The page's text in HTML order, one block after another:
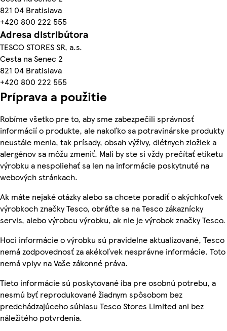
821 04 Bratislava
+420 800 222 555
Adresa distribútora
TESCO STORES SR, a.s.
Cesta na Senec 2
821 04 Bratislava
+420 800 222 555
Príprava a použitie
Robíme všetko pre to, aby sme zabezpečili správnosť
informácií o produkte, ale nakoľko sa potravinárske produkty
neustále menia, tak prísady, obsah výživy, diétnych zložiek a
alergénov sa môžu zmeniť. Mali by ste si vždy prečítať etiketu
výrobku a nespoliehať sa len na informácie poskytnuté na
webových stránkach.
Ak máte nejaké otázky alebo sa chcete poradiť o akýchkoľvek
výrobkoch značky Tesco, obráťte sa na Tesco zákaznícky
servis, alebo výrobcu výrobku, ak nie je výrobok značky Tesco.
Hoci informácie o výrobku sú pravidelne aktualizované, Tesco
nemá zodpovednosť za akékoľvek nesprávne informácie. Toto
nemá vplyv na Vaše zákonné práva.
Tieto informácie sú poskytované iba pre osobnú potrebu, a
nesmú byť reprodukované žiadnym spôsobom bez
predchádzajúceho súhlasu Tesco Stores Limited ani bez
náležitého potvrdenia.